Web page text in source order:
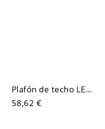
Plafón de techo LED minimalista, luminaria ultrafina de perfil bajo con detalles laterales
58,62 €